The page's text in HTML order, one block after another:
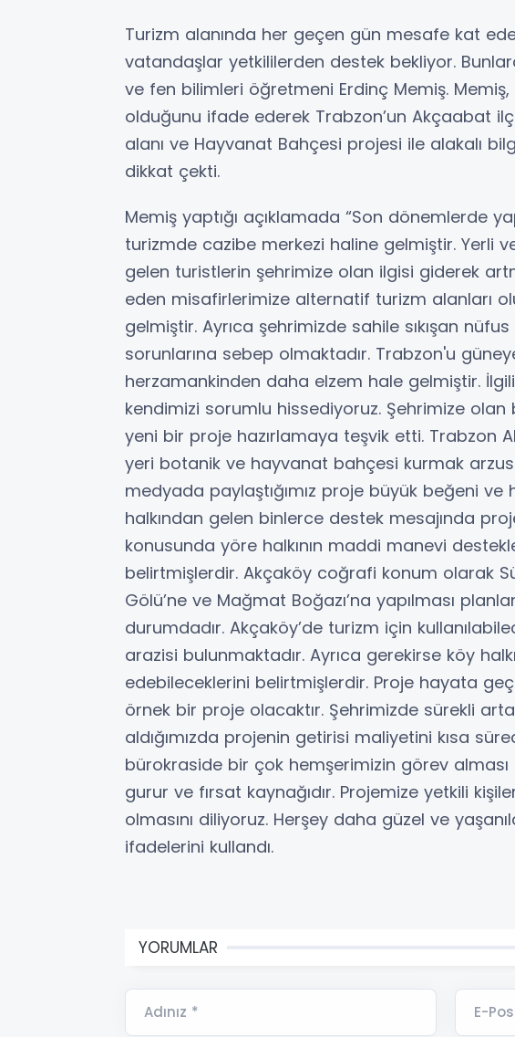
Turizm alanında her geçen gün mesafe kat
vatandaşlar yetkililerden destek bekliyor.
ve fen bilimleri öğretmeni Erdinç Memiş.
olduğunu ifade ederek Trabzon’un Akçaabat
alanı ve Hayvanat Bahçesi projesi ile alakalı
dikkat çekti.
Memiş yaptığı açıklamada “Son dönemlerde
turizmde cazibe merkezi haline gelmiştir. Yerli
gelen turistlerin şehrimize olan ilgisi giderek
eden misafirlerimize alternatif turizm alanları
gelmiştir. Ayrıca şehrimizde sahile sıkışan
sorunlarına sebep olmaktadır. Trabzon'u
herzamankinden daha elzem hale gelmiştir.
kendimizi sorumlu hissediyoruz. Şehrimize
yeni bir proje hazırlamaya teşvik etti. Trabzon
yeri botanik ve hayvanat bahçesi kurmak
medyada paylaştığımız proje büyük beğeni ve
halkından gelen binlerce destek mesajında
konusunda yöre halkının maddi manevi
belirtmişlerdir. Akçaköy coğrafi konum olarak
Gölü’ne ve Mağmat Boğazı’na yapılması
durumdadır. Akçaköy’de turizm için
arazisi bulunmaktadır. Ayrıca gerekirse köy
edebileceklerini belirtmişlerdir. Proje hayata
örnek bir proje olacaktır. Şehrimizde sürekli
aldığımızda projenin getirisi maliyetini kısa
bürokraside bir çok hemşerimizin görev alması
gurur ve fırsat kaynağıdır. Projemize yetkili
olmasını diliyoruz. Herşey daha güzel ve
ifadelerini kullandı.
YORUMLAR
Adınız * E-